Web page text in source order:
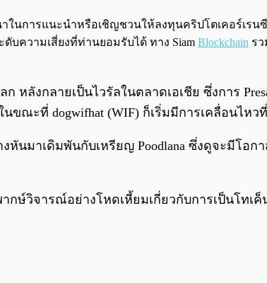
ในการแนะนำหรือเชิญชวนให้ลงทุนคริปโตเคอร์เรน
ความเสี่ยงที่ท่านยอมรับได้ ทาง Siam Blockchain ร
หลังกลายเป็นไวรัลในตลาดเอเชีย ซึ่งการ
ณะที่ dogwifhat (WIF) ก็เริ่มมีการเคลื่อนไหว
หันมาเดิมพันกับเหรียญ Poodlana ซึ่งดูจะมีโอก
กษ์วิจารณ์อย่างโหดเหี้ยมเกี่ยวกับการเป็นโทเ